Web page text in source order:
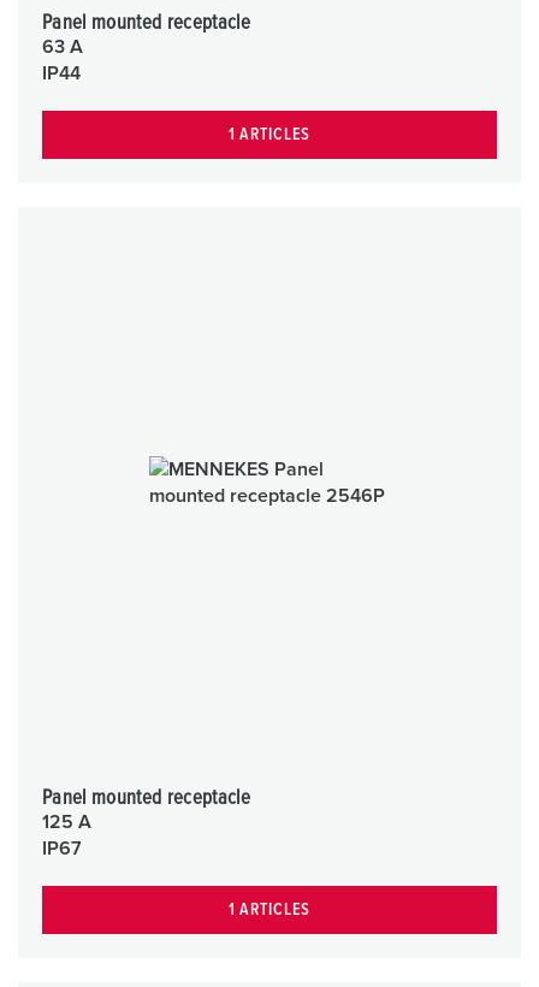
Panel mounted receptacle
63 A
IP44
1 ARTICLES
Panel mounted receptacle
125 A
IP67
1 ARTICLES